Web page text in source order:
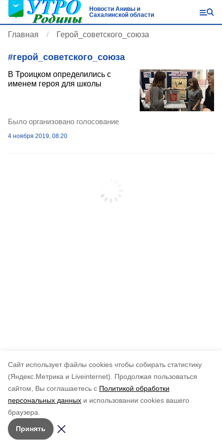
Cайт использует файлы cookies чтобы собирать статистику
(Яндекс.Метрика и Liveinternet).
Продолжая пользоваться
сайтом, Вы соглашаетесь с Политикой обработки
персональных данных и использовании cookies вашего
браузера.
Принять
Новости Анивы и
Сахалинской области
Главная Герой_советского_союза
#герой_советского_союза
В Троицком определились с
именем героя для школы
Было организовано голосование
4 ноября 2019, 08:20